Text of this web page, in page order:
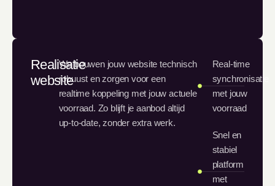
Realisatie
website
We bouwen jouw website technisch
robuust en zorgen voor een
realtime koppeling met jouw actuele
voorraad. Zo blijft je aanbod altijd
up-to-date, zonder extra werk.
Real-time
synchronisatie
met jouw
voorraad
Snel en
stabiel
platform
met